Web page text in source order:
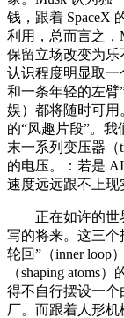
钱，跟着 SpaceX
利用，总而言之，
保留立场改变为
认识程度明显取
和一条年轻的左臂
娱）都将随时可
的“风趣片段”。
末一系列变压器（
的电压。：若是
速度远远跟不上现
正在如许的世界
写的将来。这三个
轮回”（inner loop
（shaping atoms
得不自行摆设一个
厂。而跟着人形